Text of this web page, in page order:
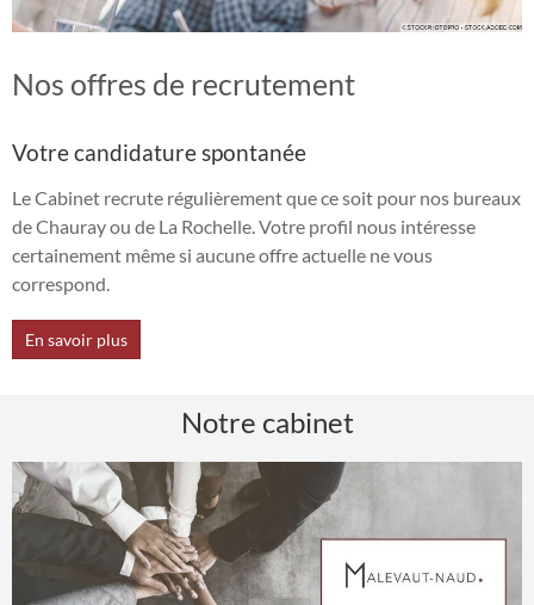
Nos offres de recrutement
Votre candidature spontanée
Le Cabinet recrute régulièrement que ce soit pour nos bureaux
de Chauray ou de La Rochelle. Votre profil nous intéresse
certainement même si aucune offre actuelle ne vous
correspond.
En savoir plus
Notre cabinet